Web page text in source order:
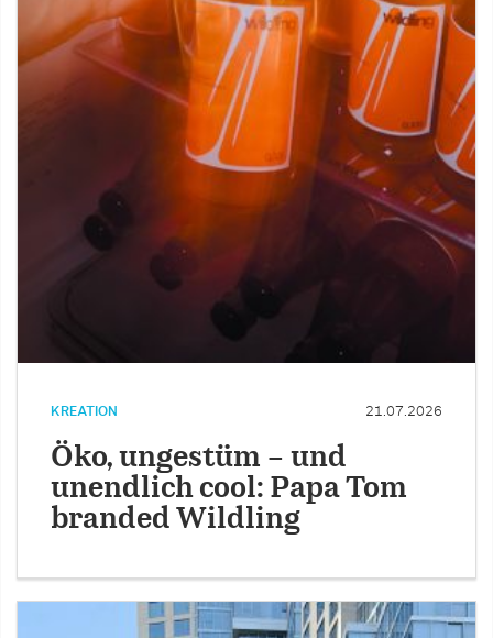
KREATION 21.07.2026
Öko, ungestüm – und
unendlich cool: Papa Tom
branded Wildling